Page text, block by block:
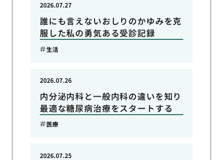
誰にも言えないおしりのかゆみを克
服した私の勇気ある受診記録
2026.07.27
生活
内分泌内科と一般内科の違いを知り
最適な糖尿病治療をスタートする
2026.07.26
医療
2026.07.25